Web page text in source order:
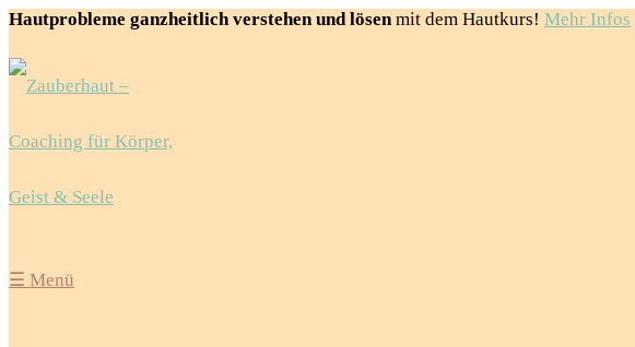
Hautprobleme ganzheitlich verstehen und lösenmit dem Hautkurs! Mehr Infos
☰ Menü